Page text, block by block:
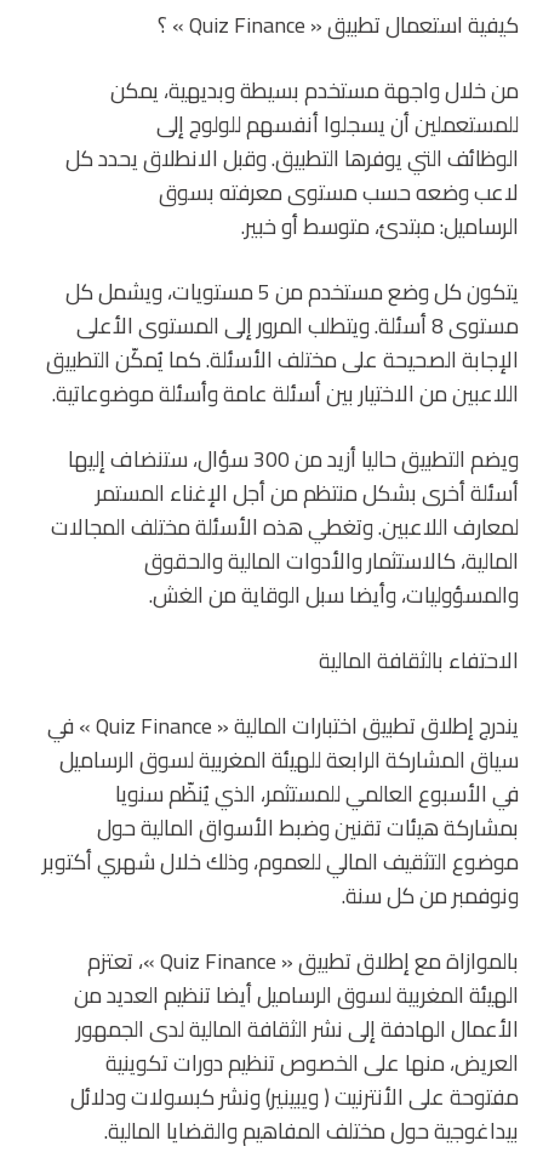
كيفية استعمال تطبيق « Quiz Finance » ؟
من خلال واجهة مستخدم بسيطة وبديهية، يمكن
للمستعملين أن يسجلوا أنفسهم للولوج إلى
الوظائف التي يوفرها التطبيق. وقبل الانطلاق يحدد كل
لاعب وضعه حسب مستوى معرفته بسوق
الرساميل: مبتدئ، متوسط أو خبير.
يتكون كل وضع مستخدم من 5 مستويات، ويشمل كل
مستوى 8 أسئلة. ويتطلب المرور إلى المستوى الأعلى
الإجابة الصحيحة على مختلف الأسئلة. كما يُمكّن التطبيق
اللاعبين من الاختيار بين أسئلة عامة وأسئلة موضوعاتية.
ويضم التطبيق حاليا أزيد من 300 سؤال، ستنضاف إليها
أسئلة أخرى بشكل منتظم من أجل الإغناء المستمر
لمعارف اللاعبين. وتغطي هذه الأسئلة مختلف المجالات
المالية، كالاستثمار والأدوات المالية والحقوق
والمسؤوليات، وأيضا سبل الوقاية من الغش.
الاحتفاء بالثقافة المالية
يندرج إطلاق تطبيق اختبارات المالية « Quiz Finance » في
سياق المشاركة الرابعة للهيئة المغربية لسوق الرساميل
في الأسبوع العالمي للمستثمر، الذي يُنظّم سنويا
بمشاركة هيئات تقنين وضبط الأسواق المالية حول
موضوع التثقيف المالي للعموم، وذلك خلال شهري أكتوبر
ونوفمبر من كل سنة.
بالموازاة مع إطلاق تطبيق « Quiz Finance »، تعتزم
الهيئة المغربية لسوق الرساميل أيضا تنظيم العديد من
الأعمال الهادفة إلى نشر الثقافة المالية لدى الجمهور
العريض، منها على الخصوص تنظيم دورات تكوينية
مفتوحة على الأنترنيت ( ويبينير) ونشر كبسولات ودلائل
بيداغوجية حول مختلف المفاهيم والقضايا المالية.